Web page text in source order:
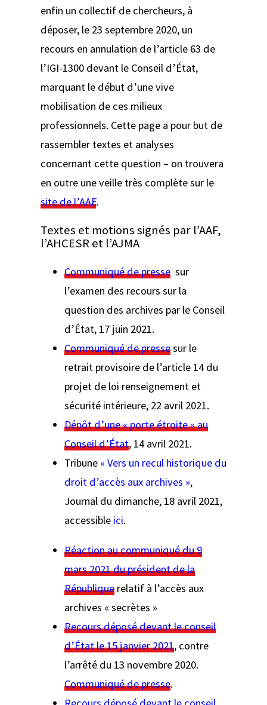
enfin un collectif de chercheurs, à
déposer, le 23 septembre 2020, un
recours en annulation de l’article 63 de
l’IGI-1300 devant le Conseil d’État,
marquant le début d’une vive
mobilisation de ces milieux
professionnels. Cette page a pour but de
rassembler textes et analyses
concernant cette question – on trouvera
en outre une veille très complète sur le
site de l’AAF.
Textes et motions signés par l’AAF,
l’AHCESR et l’AJMA
Communiqué de presse sur
l’examen des recours sur la
question des archives par le Conseil
d’État, 17 juin 2021.
Communiqué de pressesur le
retrait provisoire de l’article 14 du
projet de loi renseignement et
sécurité intérieure, 22 avril 2021.
Dépôt d’une « porte étroite » au
Conseil d’État, 14 avril 2021.
Tribune « Vers un recul historique du
droit d’accès aux archives »,
Journal du dimanche, 18 avril 2021,
accessible ici.
Réaction au communiqué du 9
mars 2021 du président de la
République relatif à l’accès aux
archives « secrètes »
Recours déposé devant le conseil
d’État le 15 janvier 2021, contre
l’arrêté du 13 novembre 2020.
Communiqué de presse.